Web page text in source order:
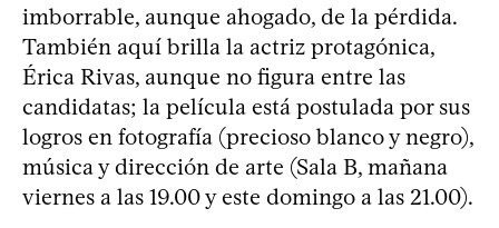
imborrable, aunque ahogado, de la pérdida.
También aquí brilla la actriz protagónica,
Érica Rivas, aunque no figura entre las
candidatas; la película está postulada por sus
logros en fotografía (precioso blanco y negro),
música y dirección de arte (Sala B, mañana
viernes a las 19.00 y este domingo a las 21.00).